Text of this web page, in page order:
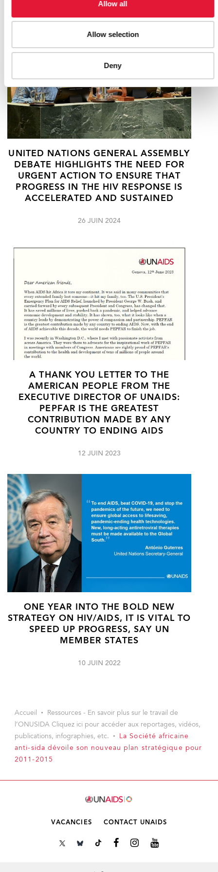
Allow all
Allow selection
Deny
UNITED NATIONS GENERAL ASSEMBLY
DEBATE HIGHLIGHTS THE NEED FOR
URGENT ACTION TO ENSURE THAT
PROGRESS IN THE HIV RESPONSE IS
ACCELERATED AND SUSTAINED
26 JUIN 2024
A THANK YOU LETTER TO THE
AMERICAN PEOPLE FROM THE
EXECUTIVE DIRECTOR OF UNAIDS:
PEPFAR IS THE GREATEST
CONTRIBUTION MADE BY ANY
COUNTRY TO ENDING AIDS
12 JUIN 2023
ONE YEAR INTO THE BOLD NEW
STRATEGY ON HIV/AIDS, IT IS VITAL TO
SPEED UP PROGRESS, SAY UN
MEMBER STATES
10 JUIN 2022
Accueil
Ressources - En savoir plus sur le travail de
l’ONUSIDA Cliquez ici pour accéder aux reportages, vidéos,
publications, infographies, etc.
La Société africaine
anti-sida dévoile son nouveau plan stratégique pour
2011-2015
VACANCIES CONTACT UNAIDS